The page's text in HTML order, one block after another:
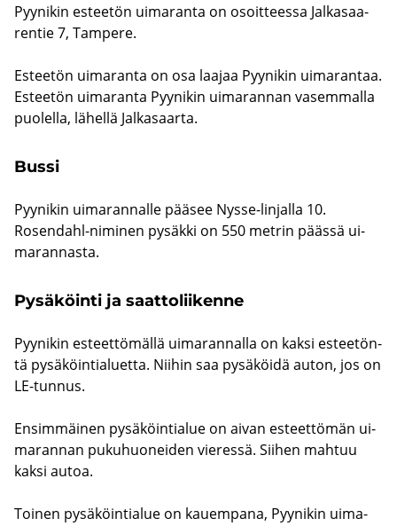
Pyy­ni­kin es­tee­tön ui­ma­ran­ta on osoit­tees­sa Jal­ka­saa­
ren­tie 7, Tam­pe­re.
Es­tee­tön ui­ma­ran­ta on osa laa­jaa Pyy­ni­kin ui­ma­ran­taa.
Es­tee­tön ui­ma­ran­ta Pyy­ni­kin ui­ma­ran­nan va­sem­mal­la
puo­lel­la, lä­hel­lä Jal­ka­saar­ta.
Bussi
Pyy­ni­kin ui­ma­ran­nal­le pää­see Nysse-​linjalla 10.
Rosendahl-​niminen py­säk­ki on 550 met­rin pääs­sä ui­
ma­ran­nas­ta.
Py­sä­köin­ti ja saat­to­lii­ken­ne
Pyy­ni­kin es­teet­tö­mäl­lä ui­ma­ran­nal­la on kaksi es­tee­tön­
tä py­sä­köin­tia­luet­ta. Nii­hin saa py­sä­köi­dä auton, jos on
LE-​tunnus.
En­sim­mäi­nen py­sä­köin­tia­lue on aivan es­teet­tö­män ui­
ma­ran­nan pu­ku­huo­nei­den vie­res­sä. Sii­hen mah­tuu
kaksi autoa.
Toi­nen py­sä­köin­tia­lue on kau­em­pa­na, Pyy­ni­kin ui­ma­